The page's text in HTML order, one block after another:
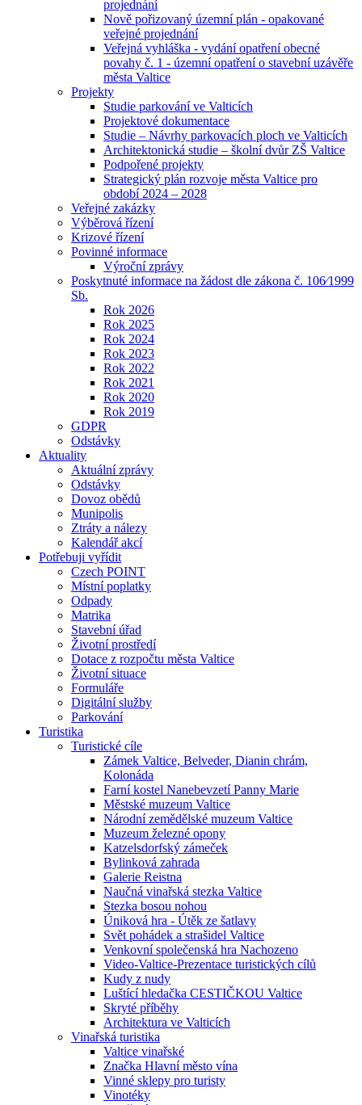
projednání
Nově pořizovaný územní plán - opakované
veřejné projednání
Veřejná vyhláška - vydání opatření obecné
povahy č. 1 - územní opatření o stavební uzávěře
města Valtice
Projekty
Studie parkování ve Valticích
Projektové dokumentace
Studie – Návrhy parkovacích ploch ve Valticích
Architektonická studie – školní dvůr ZŠ Valtice
Podpořené projekty
Strategický plán rozvoje města Valtice pro
období 2024 – 2028
Veřejné zakázky
Výběrová řízení
Krizové řízení
Povinné informace
Výroční zprávy
Poskytnuté informace na žádost dle zákona č. 106⁄1999
Sb.
Rok 2026
Rok 2025
Rok 2024
Rok 2023
Rok 2022
Rok 2021
Rok 2020
Rok 2019
GDPR
Odstávky
Aktuality
Aktuální zprávy
Odstávky
Dovoz obědů
Munipolis
Ztráty a nálezy
Kalendář akcí
Potřebuji vyřídit
Czech POINT
Místní poplatky
Odpady
Matrika
Stavební úřad
Životní prostředí
Dotace z rozpočtu města Valtice
Životní situace
Formuláře
Digitální služby
Parkování
Turistika
Turistické cíle
Zámek Valtice, Belveder, Dianin chrám,
Kolonáda
Farní kostel Nanebevzetí Panny Marie
Městské muzeum Valtice
Národní zemědělské muzeum Valtice
Muzeum železné opony
Katzelsdorfský zámeček
Bylinková zahrada
Galerie Reistna
Naučná vinařská stezka Valtice
Stezka bosou nohou
Úniková hra - Útěk ze šatlavy
Svět pohádek a strašidel Valtice
Venkovní společenská hra Nachozeno
Video-Valtice-Prezentace turistických cílů
Kudy z nudy
Luštící hledačka CESTIČKOU Valtice
Skryté příběhy
Architektura ve Valticích
Vinařská turistika
Valtice vinařské
Značka Hlavní město vína
Vinné sklepy pro turisty
Vinotéky